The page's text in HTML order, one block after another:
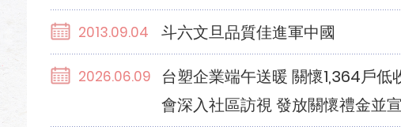
2013.09.04 斗六文旦品質佳進軍中國
2026.06.09
台塑企業端午送暖 關懷1,364戶
會深入社區訪視 發放關懷禮金並